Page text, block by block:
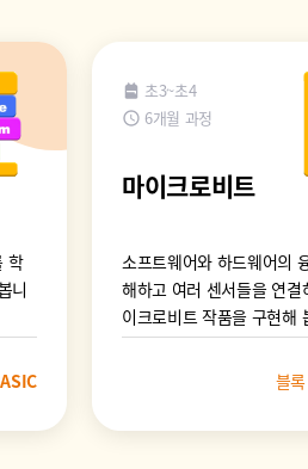
학
니
초3~초4
6개월 과정
마이크로비트
소프트웨어와 하드웨어의
해하고 여러 센서들을 연결
이크로비트 작품을 구현해
블